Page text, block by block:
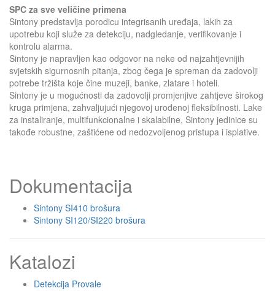
SPC za sve veličine primena
Sintony predstavlja porodicu integrisanih uređaja, lakih za
upotrebu koji služe za detekciju, nadgledanje, verifikovanje i
kontrolu alarma.
Sintony je napravljen kao odgovor na neke od najzahtjevnijih
svjetskih sigurnosnih pitanja, zbog čega je spreman da zadovolji
potrebe tržišta koje čine muzeji, banke, zlatare i hoteli.
Sintony je u mogućnosti da zadovolji promjenjive zahtjeve širokog
kruga primjena, zahvaljujući njegovoj urođenoj fleksibilnosti. Lake
za instaliranje, multifunkcionalne i skalabilne, Sintony jedinice su
takođe robustne, zaštićene od nedozvoljenog pristupa i isplative.
Dokumentacija
Sintony SI410 brošura
Sintony SI120/SI220 brošura
Katalozi
Detekcija Provale